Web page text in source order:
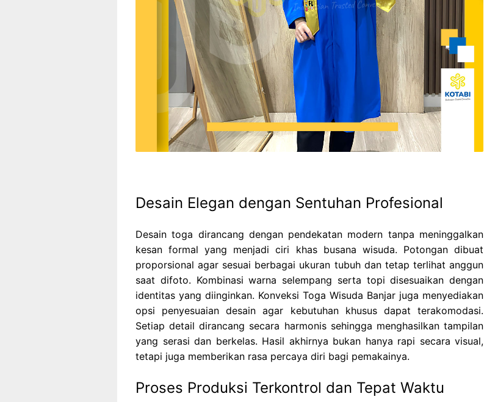
Desain Elegan dengan Sentuhan Profesional
Desain toga dirancang dengan pendekatan modern tanpa meninggalkan
kesan formal yang menjadi ciri khas busana wisuda. Potongan dibuat
proporsional agar sesuai berbagai ukuran tubuh dan tetap terlihat anggun
saat difoto. Kombinasi warna selempang serta topi disesuaikan dengan
identitas yang diinginkan. Konveksi Toga Wisuda Banjar juga menyediakan
opsi penyesuaian desain agar kebutuhan khusus dapat terakomodasi.
Setiap detail dirancang secara harmonis sehingga menghasilkan tampilan
yang serasi dan berkelas. Hasil akhirnya bukan hanya rapi secara visual,
tetapi juga memberikan rasa percaya diri bagi pemakainya.
Proses Produksi Terkontrol dan Tepat Waktu